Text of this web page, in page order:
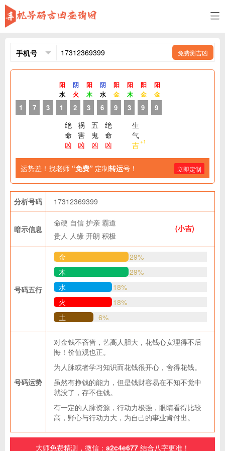
免费测吉凶
1 7 3
阳
水
1
阴
火
2
绝
命
凶
阳
木
3
祸
害
凶
阴
水
6
五
鬼
凶
阳
金
9
绝
命
凶
阳
木
3
阳
金
9
阳
金
9
生
气
吉+1
运势差！找老师 “免费” 定制转运号！ 立即定制
分析号码 17312369399
暗示信息
命硬 自信 护亲 霸道
贵人 人缘 开朗 积极
(小吉)
号码五行
金
29%
木
29%
水
18%
火
18%
土
6%
号码运势
对金钱不吝啬，艺高人胆大，花钱心安理得不后
悔！价值观也正。
为人脉或者学习知识而花钱很开心，舍得花钱。
虽然有挣钱的能力，但是钱财容易在不知不觉中
就没了，存不住钱。
有一定的人脉资源，行动力极强，眼睛看得比较
高，野心与行动力大，为自己的事业肯付出。
大师免费精测，微信： a2c4e677 结合八字更准！